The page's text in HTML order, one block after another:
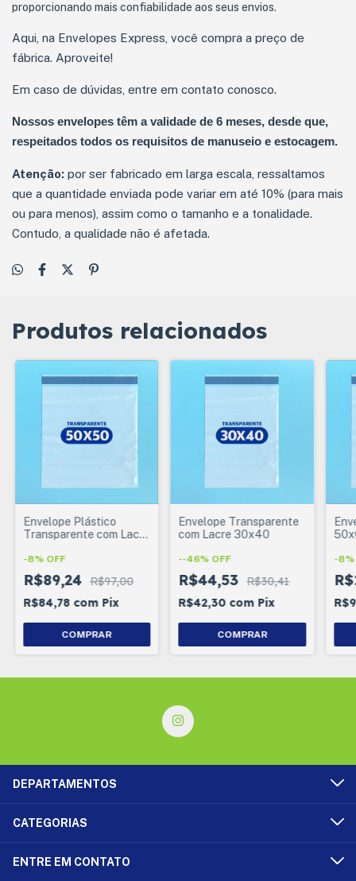
proporcionando mais confiabilidade aos seus envios.
Aqui, na Envelopes Express, você compra a preço de
fábrica. Aproveite!
Em caso de dúvidas, entre em contato conosco.
Nossos envelopes têm a validade de 6 meses, desde que,
respeitados todos os requisitos de manuseio e estocagem.
Atenção: por ser fabricado em larga escala, ressaltamos
que a quantidade enviada pode variar em até 10% (para mais
ou para menos), assim como o tamanho e a tonalidade.
Contudo, a qualidade não é afetada.
Produtos relacionados
Envelope Plástico
Transparente com Lacre
-8% OFF
R$89,24 R$97,00
R$84,78 com Pix
COMPRAR
Envelope Transparente
com Lacre 30x40
--46% OFF
R$44,53 R$30,41
R$42,30 com Pix
COMPRAR
-8
DEPARTAMENTOS
CATEGORIAS
ENTRE EM CONTATO